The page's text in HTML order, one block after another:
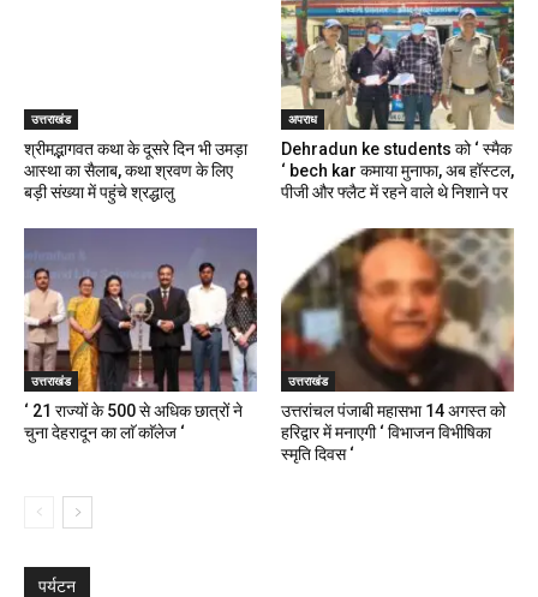
उत्तराखंड
श्रीमद्भागवत कथा के दूसरे दिन भी उमड़ा
आस्था का सैलाब, कथा श्रवण के लिए
बड़ी संख्या में पहुंचे श्रद्धालु
अपराध
Dehradun ke students को ‘ स्मैक
‘ bech kar कमाया मुनाफा, अब हॉस्टल,
पीजी और फ्लैट में रहने वाले थे निशाने पर
उत्तराखंड
‘ 21 राज्यों के 500 से अधिक छात्रों ने
चुना देहरादून का लाॅ काॅलेज ‘
उत्तराखंड
उत्तरांचल पंजाबी महासभा 14 अगस्त को
हरिद्वार में मनाएगी ‘ विभाजन विभीषिका
स्मृति दिवस ‘
पर्यटन